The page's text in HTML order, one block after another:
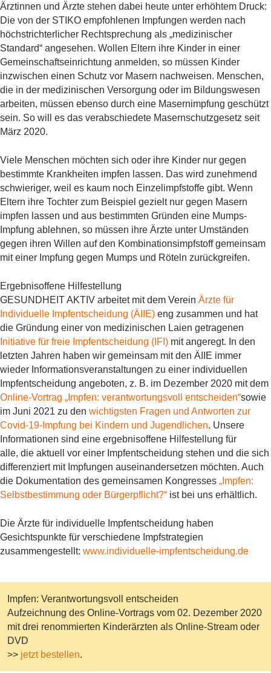
Ärztinnen und Ärzte stehen dabei heute unter erhöhtem Druck:
Die von der STIKO empfohlenen Impfungen werden nach
höchstrichterlicher Rechtsprechung als „medizinischer
Standard“ angesehen. Wollen Eltern ihre Kinder in einer
Gemeinschaftseinrichtung anmelden, so müssen Kinder
inzwischen einen Schutz vor Masern nachweisen. Menschen,
die in der medizinischen Versorgung oder im Bildungswesen
arbeiten, müssen ebenso durch eine Masernimpfung geschützt
sein. So will es das verabschiedete Masernschutzgesetz seit
März 2020.
Viele Menschen möchten sich oder ihre Kinder nur gegen
bestimmte Krankheiten impfen lassen. Das wird zunehmend
schwieriger, weil es kaum noch Einzelimpfstoffe gibt. Wenn
Eltern ihre Tochter zum Beispiel gezielt nur gegen Masern
impfen lassen und aus bestimmten Gründen eine Mumps-
Impfung ablehnen, so müssen ihre Ärzte unter Umständen
gegen ihren Willen auf den Kombinationsimpfstoff gemeinsam
mit einer Impfung gegen Mumps und Röteln zurückgreifen.
Ergebnisoffene Hilfestellung
GESUNDHEIT AKTIV arbeitet mit dem Verein Ärzte für
Individuelle Impfentscheidung (ÄIIE) eng zusammen und hat
die Gründung einer von medizinischen Laien getragenen
Initiative für freie Impfentscheidung (IFI) mit angeregt. In den
letzten Jahren haben wir gemeinsam mit den ÄIIE immer
wieder Informationsveranstaltungen zu einer individuellen
Impfentscheidung angeboten, z. B. im Dezember 2020 mit dem
Online-Vortrag „Impfen: verantwortungsvoll entscheiden“sowie
im Juni 2021 zu den wichtigsten Fragen und Antworten zur
Covid-19-Impfung bei Kindern und Jugendlichen. Unsere
Informationen sind eine ergebnisoffene Hilfestellung für
alle, die aktuell vor einer Impfentscheidung stehen und die sich
differenziert mit Impfungen auseinandersetzen möchten. Auch
die Dokumentation des gemeinsamen Kongresses „Impfen:
Selbstbestimmung oder Bürgerpflicht?“ ist bei uns erhältlich.
Die Ärzte für individuelle Impfentscheidung haben
Gesichtspunkte für verschiedene Impfstrategien
zusammengestellt: www.individuelle-impfentscheidung.de
Impfen: Verantwortungsvoll entscheiden
Aufzeichnung des Online-Vortrags vom 02. Dezember 2020
mit drei renommierten Kinderärzten als Online-Stream oder
DVD
>> jetzt bestellen.